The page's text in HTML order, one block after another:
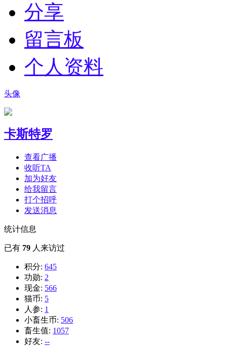
分享
留言板
个人资料
头像
卡斯特罗
查看广播
收听TA
加为好友
给我留言
打个招呼
发送消息
统计信息
已有 79 人来访过
积分: 645
功勋: 2
现金: 566
猫币: 5
人参: 1
小畜生币: 506
畜生值: 1057
好友: --